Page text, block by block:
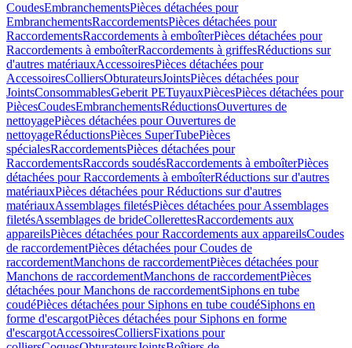
CoudesEmbranchementsPièces détachées pour
EmbranchementsRaccordementsPièces détachées pour
RaccordementsRaccordements à emboîterPièces détachées pour
Raccordements à emboîterRaccordements à griffesRéductions sur
d'autres matériauxAccessoiresPièces détachées pour
AccessoiresColliersObturateursJointsPièces détachées pour
JointsConsommablesGeberit PETuyauxPiècesPièces détachées pour
PiècesCoudesEmbranchementsRéductionsOuvertures de
nettoyagePièces détachées pour Ouvertures de
nettoyageRéductionsPièces SuperTubePièces
spécialesRaccordementsPièces détachées pour
RaccordementsRaccords soudésRaccordements à emboîterPièces
détachées pour Raccordements à emboîterRéductions sur d'autres
matériauxPièces détachées pour Réductions sur d'autres
matériauxAssemblages filetésPièces détachées pour Assemblages
filetésAssemblages de brideCollerettesRaccordements aux
appareilsPièces détachées pour Raccordements aux appareilsCoudes
de raccordementPièces détachées pour Coudes de
raccordementManchons de raccordementPièces détachées pour
Manchons de raccordementManchons de raccordementPièces
détachées pour Manchons de raccordementSiphons en tube
coudéPièces détachées pour Siphons en tube coudéSiphons en
forme d'escargotPièces détachées pour Siphons en forme
d'escargotAccessoiresColliersFixations pour